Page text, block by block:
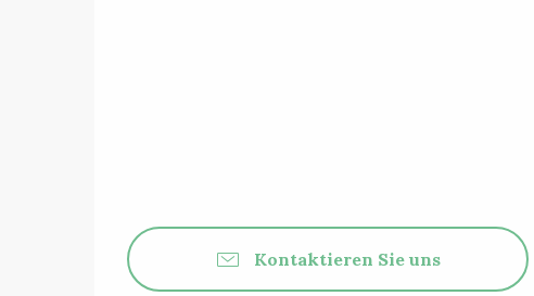
Kontaktieren Sie uns